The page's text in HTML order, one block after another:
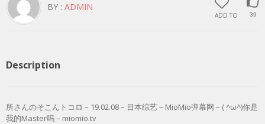
ADD TO 39
BY : ADMIN
Description
所さんのそこんトコロ – 19.02.08 – 日本综艺 – MioMio弹幕网 – ( ^ω^)你是
我的Master吗 – miomio.tv